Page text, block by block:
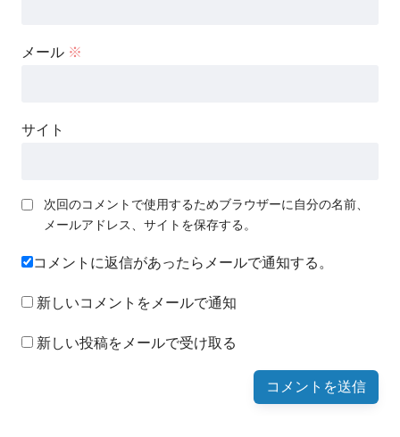
メール ※
サイト
次回のコメントで使用するためブラウザーに自分の名前、
メールアドレス、サイトを保存する。
コメントに返信があったらメールで通知する。
新しいコメントをメールで通知
新しい投稿をメールで受け取る